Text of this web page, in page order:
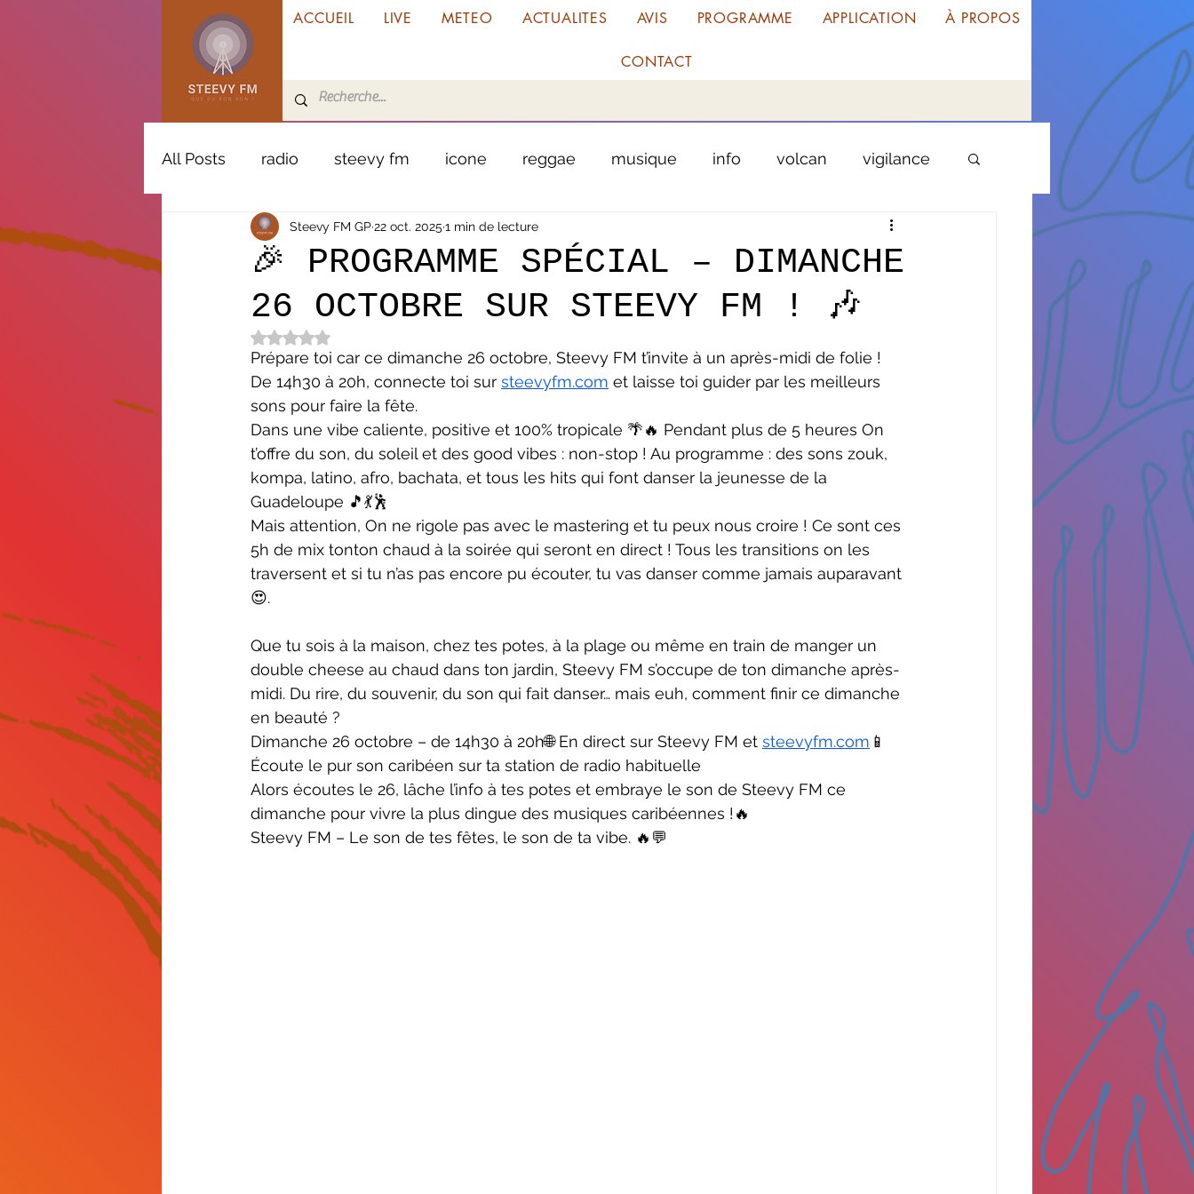
ACCUEIL LIVE METEO ACTUALITES AVIS PROGRAMME APPLICATION À PROPOS
CONTACT
All Posts radio steevy fm icone reggae musique info volcan vigilance
jacob desvarieux zouk chanteur antilles guyane
incendie véhicule garage tribunal justice Tour Cycliste
Marie-Galante Vacances radio amora planta meteo tradition entrepreneuriat
finances biodiversité
🎉 PROGRAMME SPÉCIAL – DIMANCHE
26 OCTOBRE SUR STEEVY FM ! 🎶
Steevy FM GP22 oct. 2025 1 min de lecture
Noté NaN étoiles sur 5.
Prépare toi car ce dimanche 26 octobre, Steevy FM t’invite à un après-midi de folie !
De 14h30 à 20h, connecte toi sur steevyfm.com et laisse toi guider par les meilleurs
sons pour faire la fête.
Dans une vibe caliente, positive et 100% tropicale 🌴🔥 Pendant plus de 5 heures On
t’offre du son, du soleil et des good vibes : non-stop ! Au programme : des sons zouk,
kompa, latino, afro, bachata, et tous les hits qui font danser la jeunesse de la
Guadeloupe 🎵💃🕺
Mais attention, On ne rigole pas avec le mastering et tu peux nous croire ! Ce sont ces
5h de mix tonton chaud à la soirée qui seront en direct ! Tous les transitions on les
traversent et si tu n’as pas encore pu écouter, tu vas danser comme jamais auparavant
😍.
Que tu sois à la maison, chez tes potes, à la plage ou même en train de manger un
double cheese au chaud dans ton jardin, Steevy FM s’occupe de ton dimanche après-
midi. Du rire, du souvenir, du son qui fait danser… mais euh, comment finir ce dimanche
en beauté ?
Dimanche 26 octobre – de 14h30 à 20h🌐 En direct sur Steevy FM et steevyfm.com 📱
Écoute le pur son caribéen sur ta station de radio habituelle
Alors écoutes le 26, lâche l’info à tes potes et embraye le son de Steevy FM ce
dimanche pour vivre la plus dingue des musiques caribéennes !🔥
Steevy FM – Le son de tes fêtes, le son de ta vibe. 🔥💬